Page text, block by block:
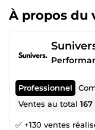
À propos du
Professionnel
Ventes au total167
✅ +130 ventes